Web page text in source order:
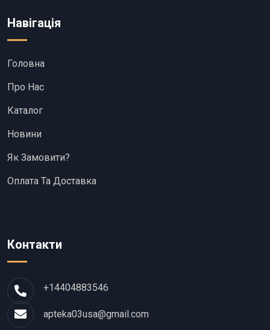
Навігація
Головна
Про Нас
Каталог
Новини
Як Замовити?
Оплата Та Доставка
Контакти
+14404883546
apteka03usa@gmail.com